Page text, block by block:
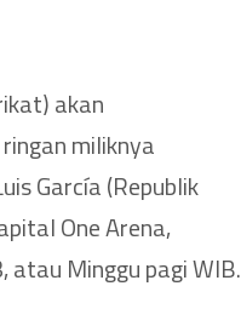
akan
miliknya
García (Republik
One Arena,
atau Minggu pagi WIB.